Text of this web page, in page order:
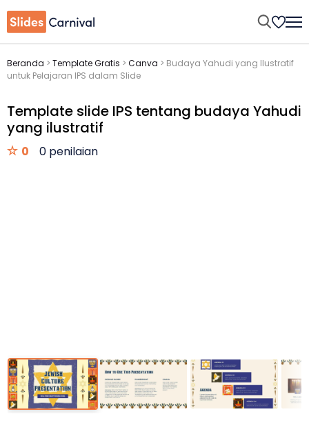
Beranda > Template Gratis > Canva > Budaya Yahudi yang Ilustratif
untuk Pelajaran IPS dalam Slide
Template slide IPS tentang budaya Yahudi
yang ilustratif
0 0 penilaian